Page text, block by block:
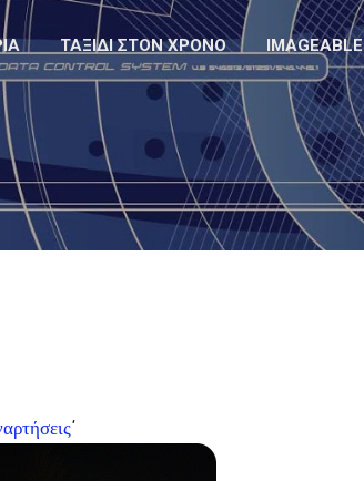
ΤΑΞΊΔΙ ΣΤΟΝ ΧΡΌΝΟ IMAGEABLE
΄